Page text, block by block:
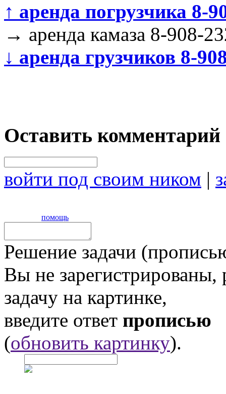
↑ аренда погрузчика 8-
→ аренда камаза 8-908-
↓ аренда грузчиков 8-
Оставить комментарий
войти под своим ником |
помощь
Решение задачи
Вы не
задачу на картинке,
введите ответ прописью
(обновить картинку).